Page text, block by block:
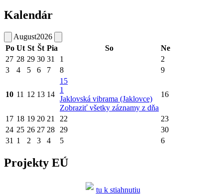
Kalendár
August2026
Po Ut St Št Pia So
Ne
27 28 29 30 31 1
2
3
4 5 6 7 8 9
10 11 12 13 14
15
1
Jaklovská vibrama (Jaklovce)
Zobraziť všetky záznamy z dňa
16
17 18 19 20 21 22
23
24 25 26 27 28 29
30
31 1 2 3 4 5 6
Projekty EÚ
tu k stiahnutiu